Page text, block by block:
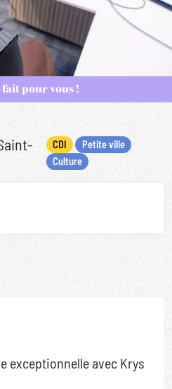
fait pour vous !
CDI
Petite ville
Culture
exceptionnelle avec Krys